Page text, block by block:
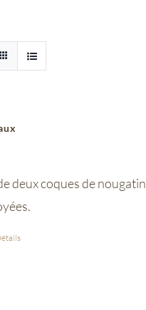
deux coques de